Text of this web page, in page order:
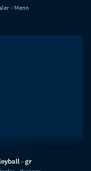
- Menn
- gr